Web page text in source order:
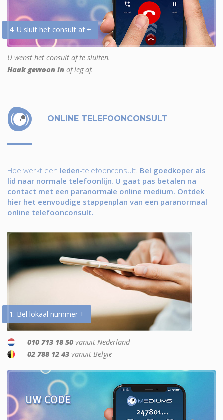
4. U sluit het consult af +
U wenst het consult af te sluiten.
Haak gewoon in of leg af.
ONLINE TELEFOONCONSULT
Hoe werkt een leden-telefoonconsult. Bel goedkoper als
lid naar normale telefoonlijn. U gaat pas betalen na
contact met een paranormale online medium. Ontdek
hier het eenvoudige stappenplan van een paranormaal
online telefoonconsult.
1. Bel lokaal nummer +
010 713 18 50 vanuit Nederland
02 788 12 43 vanuit België